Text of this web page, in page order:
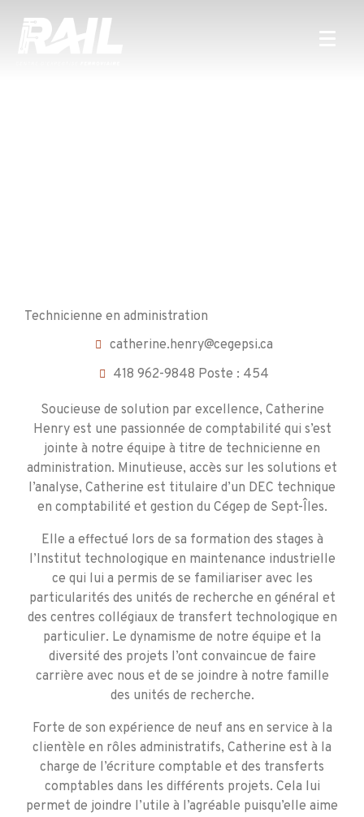
Technicienne en administration
catherine.henry@cegepsi.ca
418 962-9848 Poste : 454
Soucieuse de solution par excellence, Catherine
Henry est une passionnée de comptabilité qui s’est
jointe à notre équipe à titre de technicienne en
administration. Minutieuse, accès sur les solutions et
l’analyse, Catherine est titulaire d’un DEC technique
en comptabilité et gestion du Cégep de Sept-Îles.
Elle a effectué lors de sa formation des stages à
l’Institut technologique en maintenance industrielle
ce qui lui a permis de se familiariser avec les
particularités des unités de recherche en général et
des centres collégiaux de transfert technologique en
particulier. Le dynamisme de notre équipe et la
diversité des projets l’ont convaincue de faire
carrière avec nous et de se joindre à notre famille
des unités de recherche.
Forte de son expérience de neuf ans en service à la
clientèle en rôles administratifs, Catherine est à la
charge de l’écriture comptable et des transferts
comptables dans les différents projets. Cela lui
permet de joindre l’utile à l’agréable puisqu’elle aime